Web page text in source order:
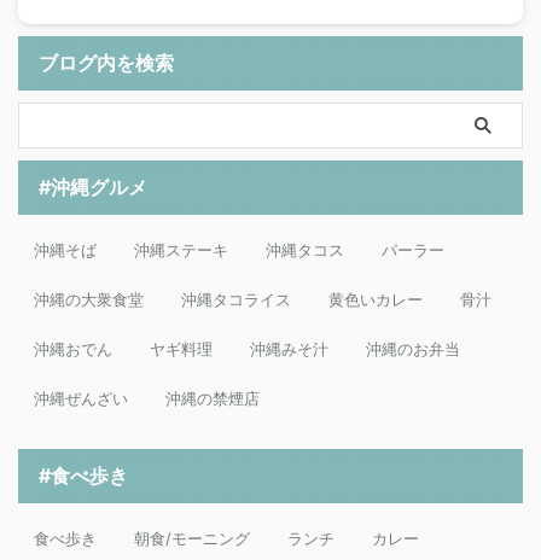
ブログ内を検索
#沖縄グルメ
沖縄そば 沖縄ステーキ 沖縄タコス パーラー
沖縄の大衆食堂 沖縄タコライス 黄色いカレー 骨汁
沖縄おでん ヤギ料理 沖縄みそ汁 沖縄のお弁当
沖縄ぜんざい 沖縄の禁煙店
#食べ歩き
食べ歩き 朝食/モーニング ランチ カレー